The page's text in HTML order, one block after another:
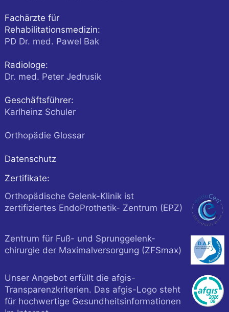
Fachärzte für
Rehabilitationsmedizin:
PD Dr. med. Pawel Bak
Radiologe:
Dr. med. Peter Jedrusik
Geschäftsführer:
Karlheinz Schuler
Orthopädie Glossar
Datenschutz
Zertifikate:
Orthopädische Gelenk-Klinik ist
zertifiziertes EndoProthetik- Zentrum (EPZ)
Zentrum für Fuß- und Sprunggelenk-
chirurgie der Maximalversorgung (ZFSmax)
Unser Angebot erfüllt die afgis-
Transparenzkriterien. Das afgis-Logo steht
für hochwertige Gesundheitsinformationen